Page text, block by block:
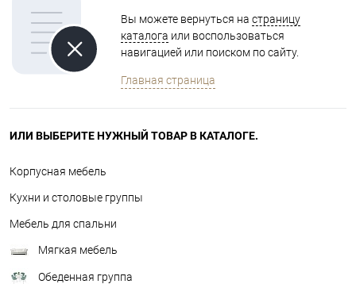
Вы можете вернуться на страницу
каталога или воспользоваться
навигацией или поиском по сайту.
Главная страница
ИЛИ ВЫБЕРИТЕ НУЖНЫЙ ТОВАР В КАТАЛОГЕ.
Корпусная мебель
Кухни и столовые группы
Мебель для спальни
Мягкая мебель
Обеденная группа